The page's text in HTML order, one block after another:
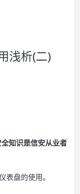
浅析(二)
知识是信安从业者
表盘的使用。